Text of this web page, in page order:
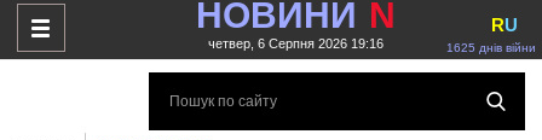
НОВИНИ N
четвер, 6 Серпня 2026 19:16 1625 днів війни
RU